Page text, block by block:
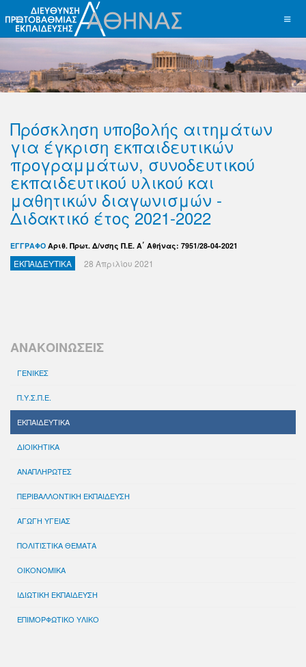
Πρόσκληση υποβολής αιτημάτων
για έγκριση εκπαιδευτικών
προγραμμάτων, συνοδευτικού
εκπαιδευτικού υλικού και
μαθητικών διαγωνισμών -
Διδακτικό έτος 2021-2022
ΕΓΓΡΑΦΟ Αριθ. Πρωτ. Δ/νσης Π.Ε. Α΄ Αθήνας: 7951/28-04-2021
ΕΚΠΑΙΔΕΥΤΙΚΑ 28 Απριλίου 2021
ΑΝΑΚΟΙΝΩΣΕΙΣ
ΓΕΝΙΚΕΣ
Π.Υ.Σ.Π.Ε.
ΕΚΠΑΙΔΕΥΤΙΚΑ
ΔΙΟΙΚΗΤΙΚΑ
ΑΝΑΠΛΗΡΩΤΕΣ
ΠΕΡΙΒΑΛΛΟΝΤΙΚΗ ΕΚΠΑΙΔΕΥΣΗ
ΑΓΩΓΗ ΥΓΕΙΑΣ
ΠΟΛΙΤΙΣΤΙΚΑ ΘΕΜΑΤΑ
ΟΙΚΟΝΟΜΙΚΑ
ΙΔΙΩΤΙΚΗ ΕΚΠΑΙΔΕΥΣΗ
ΕΠΙΜΟΡΦΩΤΙΚΟ ΥΛΙΚΟ